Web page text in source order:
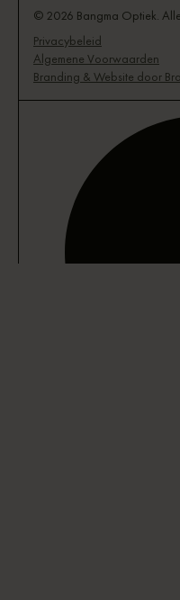
© 2026 Bangma Optiek.
Privacybeleid
Algemene Voorwaarden
Branding & Website door